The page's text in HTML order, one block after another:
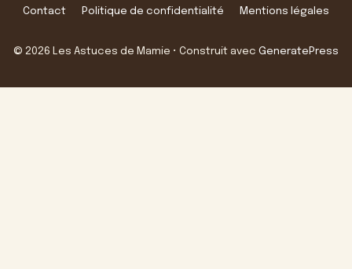
Contact Politique de confidentialité Mentions légales
© 2026 Les Astuces de Mamie • Construit avec GeneratePress